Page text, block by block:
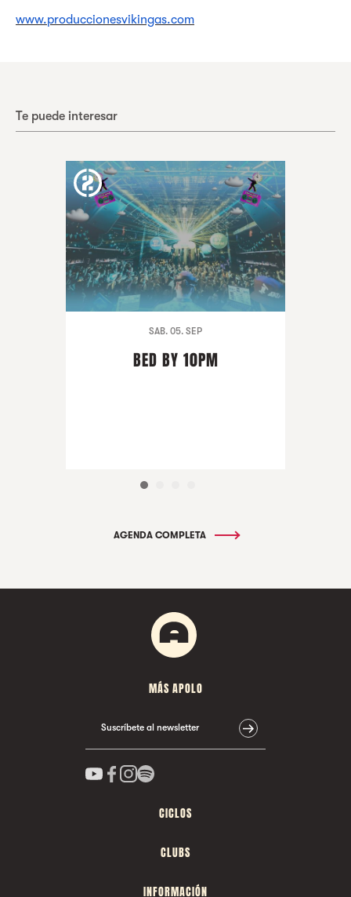
www.produccionesvikingas.com
Te puede interesar
SAB. 05. SEP
BED BY 10PM
AGENDA COMPLETA
MÁS APOLO
Suscríbete al newsletter
CICLOS
CLUBS
INFORMACIÓN